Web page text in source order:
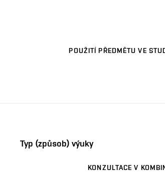
POUŽITÍ PŘEDMĚTU VE
Typ (způsob) výuky
KONZULTACE V